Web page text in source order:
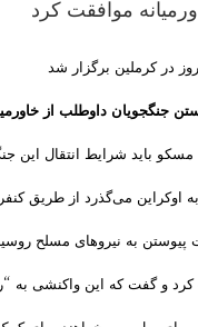
موافقت کرد
در کرملین برگزار شد
جنگجویان داوطلب از
باید شرایط انتقال این
کرد و گفت که این واکنشی